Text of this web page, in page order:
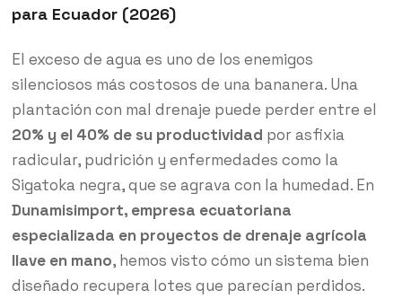
para Ecuador (2026)
El exceso de agua es uno de los enemigos
silenciosos más costosos de una bananera. Una
plantación con mal drenaje puede perder entre el
20% y el 40% de su productividad por asfixia
radicular, pudrición y enfermedades como la
Sigatoka negra, que se agrava con la humedad. En
Dunamisimport, empresa ecuatoriana
especializada en proyectos de drenaje agrícola
llave en mano, hemos visto cómo un sistema bien
diseñado recupera lotes que parecían perdidos.